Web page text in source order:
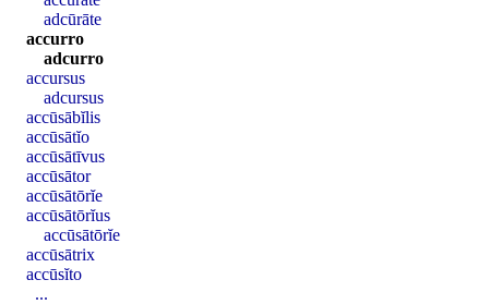
adcūrāte
accurro
adcurro
accursus
adcursus
accūsābĭlis
accūsātĭo
accūsātīvus
accūsātor
accūsātōrĭe
accūsātōrĭus
accūsātōrĭe
accūsātrix
accūsĭto
...